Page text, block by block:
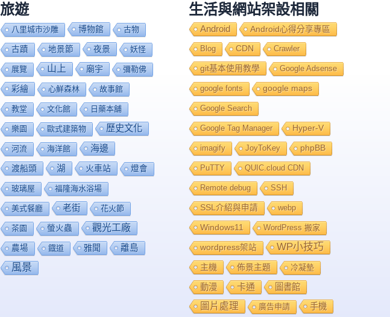
旅遊
八里城市沙雕 博物館 古物
古蹟 地景節 夜景 妖怪
展覽 山上 廟宇 彌勒佛
彩繪 心鮮森林 故事館
教堂 文化館 日藥本舖
樂園 歐式建築物 歷史文化
河流 海洋館 海邊
渡船頭 湖 火車站 燈會
玻璃屋 福隆海水浴場
美式餐廳 老街 花火節
茶園 螢火蟲 觀光工廠
農場 鐡道 雅聞 離島
風景
生活與網站架設相關
Android Android心得分享專區
Blog CDN Crawler
git基本使用教學 Google Adsense
google fonts google maps
Google Search
Google Tag Manager Hyper-V
imagify JoyToKey phpBB
PuTTY QUIC.cloud CDN
Remote debug SSH
SSL介紹與申請 webp
Windows11 WordPress 搬家
wordpress架站 WP小技巧
主機 佈景主題 冷凝墊
動漫 卡通 圖書館
圖片處理 廣告申請 手機